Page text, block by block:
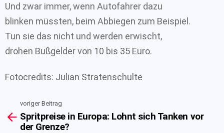
Und zwar immer, wenn Autofahrer dazu
blinken müssten, beim Abbiegen zum Beispiel.
Tun sie das nicht und werden erwischt,
drohen Bußgelder von 10 bis 35 Euro.
Fotocredits: Julian Stratenschulte
more
voriger Beitrag
Spritpreise in Europa: Lohnt sich Tanken vor
der Grenze?